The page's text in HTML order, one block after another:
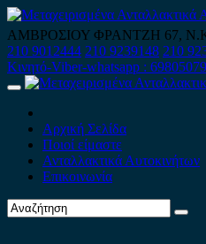
Skip
to
content
ΑΜΒΡΟΣΙΟΥ ΦΡΑΝΤΖΗ 67,
210 9012444 210 9239148 210
Κινητό-Viber-whatsapp :
Primary
Αρχική Σελίδα
Ποιοί είμαστε
Ανταλλακτικά Αυτοκινήτων
Επικοινωνία